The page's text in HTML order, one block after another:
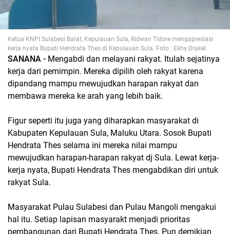
Ketua KNPI Sulabesi Barat, Kepulauan Sula, Ridwan Tidore mengapresiasi
kerja nyata Bupati Hendrata Thes di Kepulauan Sula. Foto : Ekhy Drakel.
SANANA - Mengabdi dan melayani rakyat. Itulah sejatinya
kerja dari pemimpin. Mereka dipilih oleh rakyat karena
dipandang mampu mewujudkan harapan rakyat dan
membawa mereka ke arah yang lebih baik.
Figur seperti itu juga yang diharapkan masyarakat di
Kabupaten Kepulauan Sula, Maluku Utara. Sosok Bupati
Hendrata Thes selama ini mereka nilai mampu
mewujudkan harapan-harapan rakyat dj Sula. Lewat kerja-
kerja nyata, Bupati Hendrata Thes mengabdikan diri untuk
rakyat Sula.
Masyarakat Pulau Sulabesi dan Pulau Mangoli mengakui
hal itu. Setiap lapisan masyarakt menjadi prioritas
pembangunan dari Bupati Hendrata Thes. Pun demikian